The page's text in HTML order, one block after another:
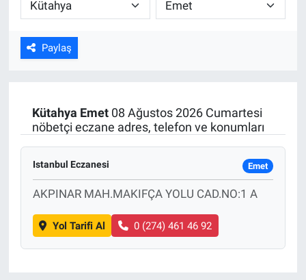
Paylaş
Kütahya Emet08 Ağustos 2026 Cumartesi
nöbetçi eczane adres, telefon ve konumları
Istanbul Eczanesi Emet
AKPINAR MAH.MAKIFÇA YOLU CAD.NO:1 A
Yol Tarifi Al 0 (274) 461 46 92